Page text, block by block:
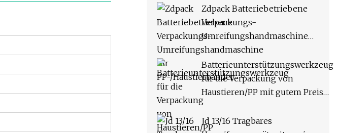
Zdpack Batteriebetriebene
Verpackungs-
Umreifungshandmaschine
für PP-/Haustierbänder
Batterieunterstützungswerkzeug
für die Verpackung von
Haustieren/PP mit gutem Preis
und ausgezeichneter Qualität.
Umreifungsmaschine
Jd 13/16 Tragbares